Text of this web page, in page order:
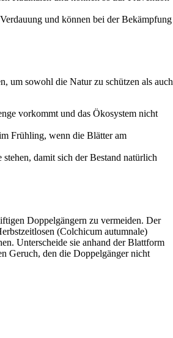
und können bei der Bekämpfung
um sowohl die Natur zu schützen als auch
vorkommt und das Ökosystem nicht
Frühling, wenn die Blätter am
damit sich der Bestand natürlich
Doppelgängern zu vermeiden. Der
(Colchicum autumnale)
Unterscheide sie anhand der Blattform
Geruch, den die Doppelgänger nicht